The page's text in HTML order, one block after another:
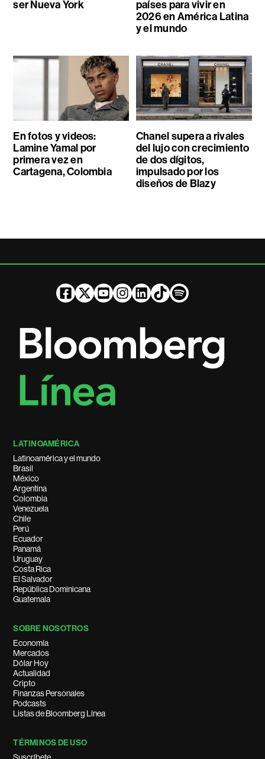
ser Nueva York
países para vivir en
2026 en América Latina
y el mundo
En fotos y videos:
Lamine Yamal por
primera vez en
Cartagena, Colombia
Chanel supera a rivales
del lujo con crecimiento
de dos dígitos,
impulsado por los
diseños de Blazy
LATINOAMÉRICA
Latinoamérica y el mundo
Brasil
México
Argentina
Colombia
Venezuela
Chile
Perú
Ecuador
Panamá
Uruguay
Costa Rica
El Salvador
República Dominicana
Guatemala
SOBRE NOSOTROS
Economía
Mercados
Dólar Hoy
Actualidad
Cripto
Finanzas Personales
Podcasts
Listas de Bloomberg Línea
TÉRMINOS DE USO